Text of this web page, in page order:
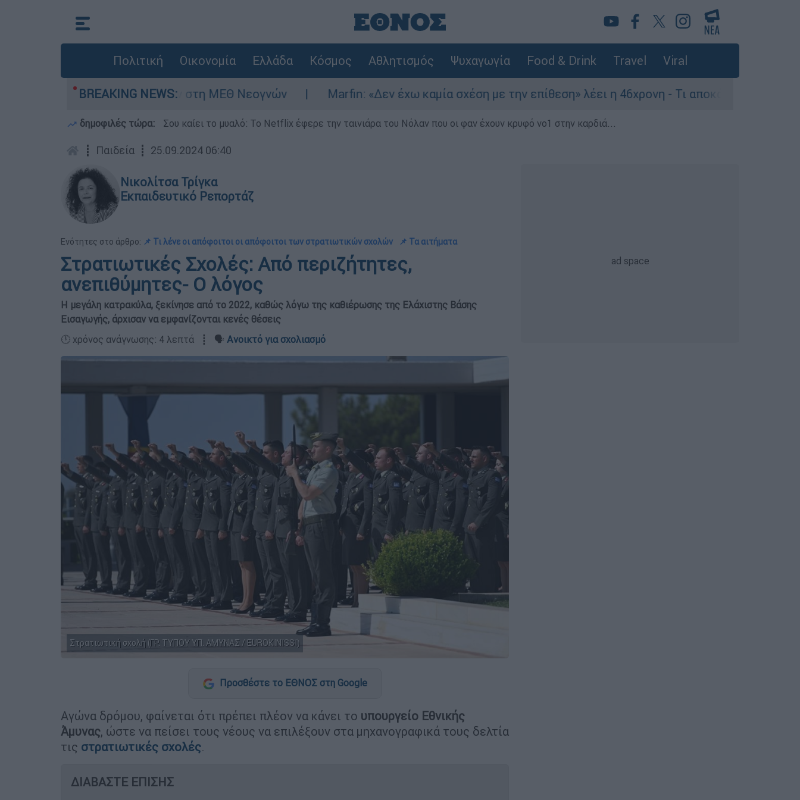
Πολιτική Οικονομία Ελλάδα Κόσμος Αθλητισμός Ψυχαγωγία Food & Drink Travel Viral
BREAKING NEWS:
- Νοσηλευόταν στη ΜΕΘ Νεογνών Marfin: «Δεν έχω καμία σχέση με την επίθεση» λέει η 46χρονη - Τι αποκάλυψε στους
δημοφιλές τώρα: Σου καίει το μυαλό: Το Netflix έφερε την ταινιάρα του Νόλαν που οι φαν έχουν κρυφό νο1 στην καρδιά...
┋ Παιδεία ┋ 25.09.2024 06:40
Νικολίτσα Τρίγκα
Εκπαιδευτικό Ρεπορτάζ
Ενότητες στο άρθρο: 📌 Τι λένε οι απόφοιτοι οι απόφοιτοι των στρατιωτικών σχολών 📌 Τα αιτήματα
Στρατιωτικές Σχολές: Από περιζήτητες,
ανεπιθύμητες- Ο λόγος
Η μεγάλη κατρακύλα, ξεκίνησε από το 2022, καθώς λόγω της καθιέρωσης της Ελάχιστης Βάσης
Εισαγωγής, άρχισαν να εμφανίζονται κενές θέσεις
🕛 χρόνος ανάγνωσης: 4 λεπτά ┋ 🗣️ Ανοικτό για σχολιασμό
Στρατιωτική σχολή (ΓΡ. ΤΥΠΟΥ ΥΠ. ΑΜΥΝΑΣ / EUROKINISSI)
Προσθέστε το ΕΘΝΟΣ στη Google
Αγώνα δρόμου, φαίνεται ότι πρέπει πλέον να κάνει το υπουργείο Εθνικής
Άμυνας, ώστε να πείσει τους νέους να επιλέξουν στα μηχανογραφικά τους δελτία
τις στρατιωτικές σχολές.
ΔΙΑΒΑΣΤΕ ΕΠΙΣΗΣ